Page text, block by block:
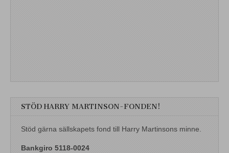
STÖD HARRY MARTINSON-FONDEN!
Stöd gärna sällskapets fond till Harry Martinsons minne.
Bankgiro 5118-0024